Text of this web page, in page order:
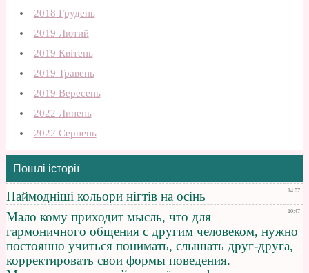
2018 Грудень
2019 Лютий
2019 Квітень
2019 Травень
2019 Вересень
2022 Липень
2022 Серпень
Пошлі історії